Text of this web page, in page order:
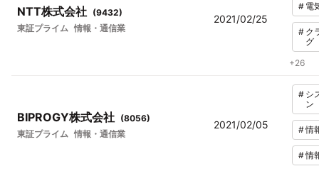
NTT株式会社 (9432)
東証プライム 情報・通信業
2021/02/25
# 電
# ク
グ
+26
BIPROGY株式会社 (8056)
東証プライム 情報・通信業
2021/02/05
# シ
ン
#情
#情